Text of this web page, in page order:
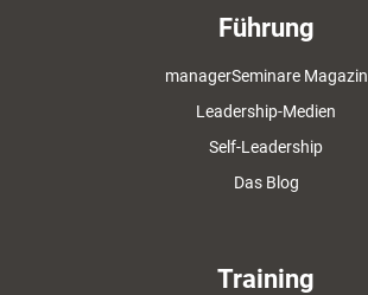
Führung
managerSeminare Magazin
Leadership-Medien
Self-Leadership
Das Blog
Training